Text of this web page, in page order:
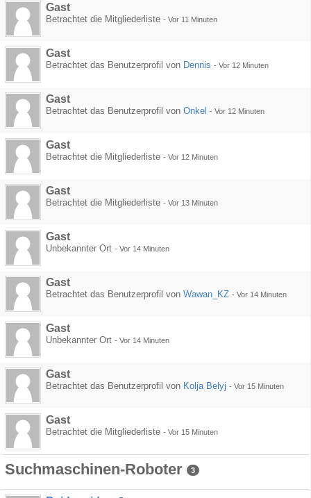
Gast
Betrachtet die Mitgliederliste - Vor 11 Minuten
Gast
Betrachtet das Benutzerprofil von Dennis - Vor 12 Minuten
Gast
Betrachtet das Benutzerprofil von Onkel - Vor 12 Minuten
Gast
Betrachtet die Mitgliederliste - Vor 12 Minuten
Gast
Betrachtet die Mitgliederliste - Vor 13 Minuten
Gast
Unbekannter Ort - Vor 14 Minuten
Gast
Betrachtet das Benutzerprofil von Wawan_KZ - Vor 14 Minuten
Gast
Unbekannter Ort - Vor 14 Minuten
Gast
Betrachtet das Benutzerprofil von Kolja Belyj - Vor 15 Minuten
Gast
Betrachtet die Mitgliederliste - Vor 15 Minuten
Suchmaschinen-Roboter 3